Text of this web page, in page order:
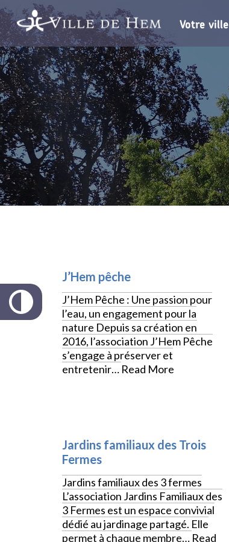
Votre ville
J’Hem pêche
J’Hem Pêche : Une passion pour
l’eau, un engagement pour la
nature Depuis sa création en
2016, l’association J’Hem Pêche
s’engage à préserver et
entretenir… Read More
Jardins familiaux des Trois
Fermes
Jardins familiaux des 3 fermes
L’association Jardins Familiaux des
3 Fermes est un espace convivial
dédié au jardinage partagé. Elle
permet à chaque membre… Read